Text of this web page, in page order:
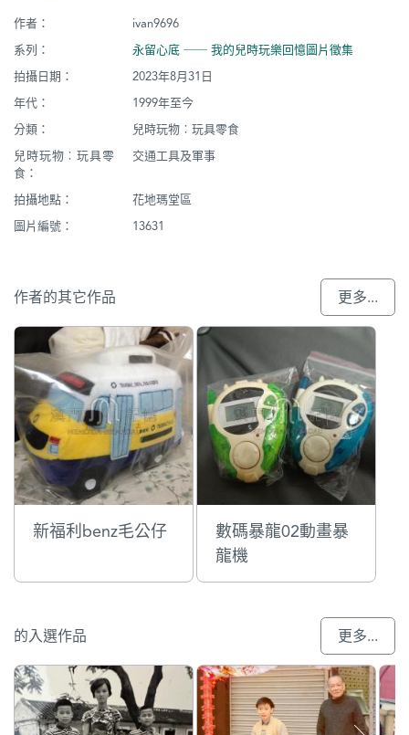
作者：
ivan9696
系列：
永留心底 ── 我的兒時玩樂回憶圖片徵集
拍攝日期：
2023年8月31日
年代：
1999年至今
分類：
兒時玩物︰玩具零食
兒時玩物︰玩具零
食：
交通工具及軍事
拍攝地點：
花地瑪堂區
圖片編號：
13631
作者的其它作品 更多...
新福利benz毛公仔
數碼暴龍02動畫暴
龍機
的入選作品 更多...